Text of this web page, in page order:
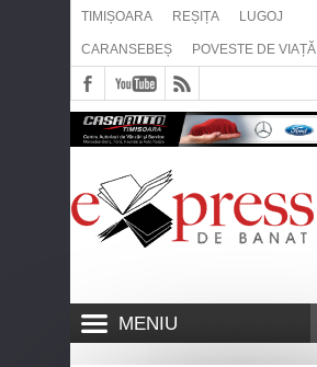
TIMIȘOARA REȘIȚA LUGOJ
CARANSEBEȘ POVESTE DE VIAȚĂ
MENIU